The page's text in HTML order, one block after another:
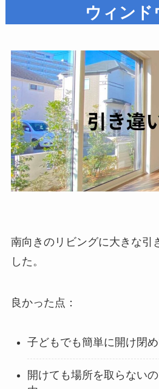
ウィンド
南向きのリビングに大きな引
した。
良かった点：
子どもでも簡単に開け閉
開けても場所を取らない